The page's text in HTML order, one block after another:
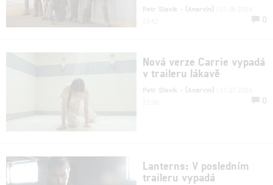
Petr Slavík - (Anarvin)
0
Nová verze Carrie vypadá
v traileru lákavě
Petr Slavík - (Anarvin)
0
Lanterns: V posledním
traileru vypadá